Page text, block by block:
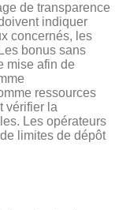
de transparence
indiquer
concernés, les
bonus sans
mise afin de
ressources
vérifier la
Les opérateurs
limites de dépôt